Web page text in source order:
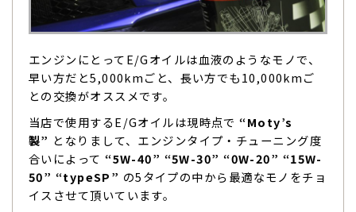
エンジンにとってE/Gオイルは血液のようなモノで、
早い方だと5,000kmごと、長い方でも10,000kmご
との交換がオススメです。
当店で使用するE/Gオイルは現時点で “Moty’s
製” となりまして、エンジンタイプ・チューニング度
合いによって “5W-40” “5W-30” “0W-20” “15W-
50” “typeSP” の5タイプの中から最適なモノをチョ
イスさせて頂いています。